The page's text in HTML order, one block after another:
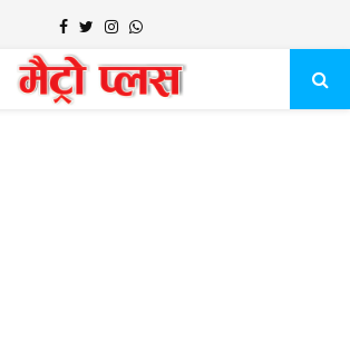
Facebook
TwitterInstagram
Whatsapp